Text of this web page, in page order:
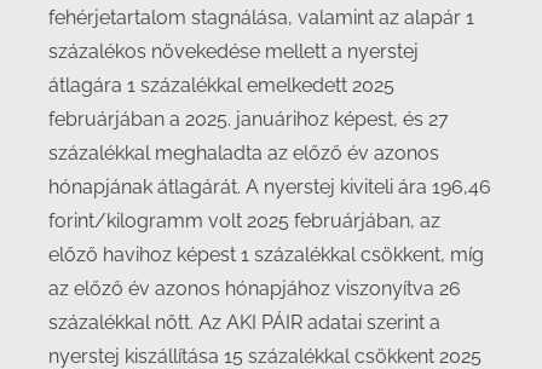
fehérjetartalom stagnálása, valamint az alapár 1
százalékos növekedése mellett a nyerstej
átlagára 1 százalékkal emelkedett 2025
februárjában a 2025. januárihoz képest, és 27
százalékkal meghaladta az előző év azonos
hónapjának átlagárát. A nyerstej kiviteli ára 196,46
forint/kilogramm volt 2025 februárjában, az
előző havihoz képest 1 százalékkal csökkent, míg
az előző év azonos hónapjához viszonyítva 26
százalékkal nőtt. Az AKI PÁIR adatai szerint a
nyerstej kiszállítása 15 százalékkal csökkent 2025